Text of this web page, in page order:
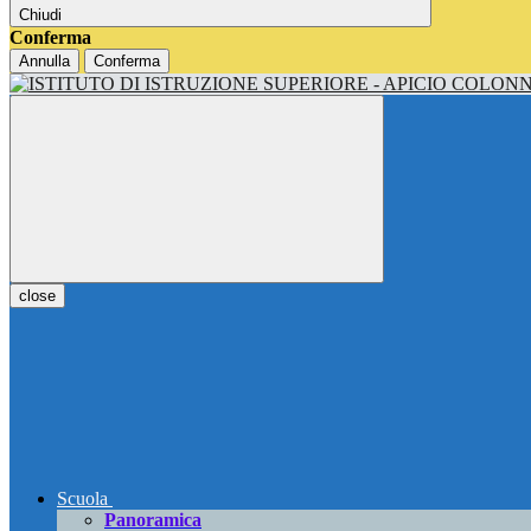
Chiudi
Conferma
Annulla Conferma
close
Scuola
Panoramica